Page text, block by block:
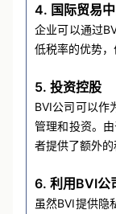
4. 国际贸易
企业可以通过
低税率的优势，
5. 投资控股
BVI公司可以作
管理和投资。
者提供了额外的
6. 利用BVI公
虽然BVI提供隐